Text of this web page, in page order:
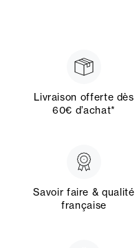
Livraison offerte dès
60€ d’achat*
Savoir faire & qualité
française